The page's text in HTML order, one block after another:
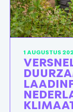
1 AUGUSTUS